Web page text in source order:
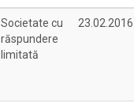
Societate cu
răspundere
limitată
23.02.2016